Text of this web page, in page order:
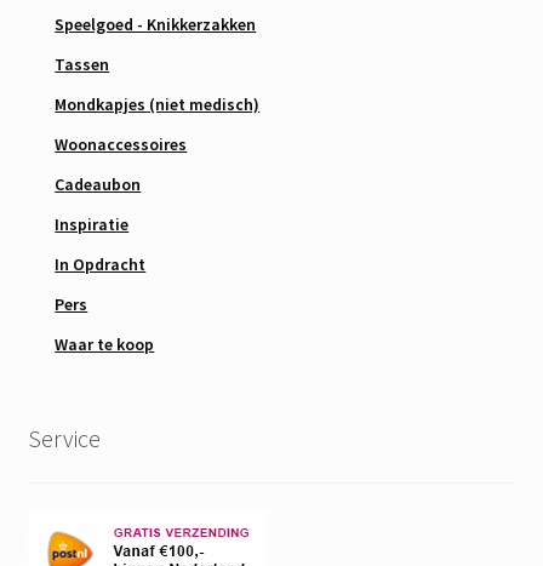
Speelgoed - Knikkerzakken
Tassen
Mondkapjes (niet medisch)
Woonaccessoires
Cadeaubon
Inspiratie
In Opdracht
Pers
Waar te koop
Service